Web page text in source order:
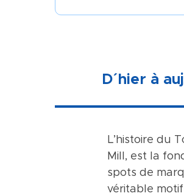
D´hier à
L’histoire du
Mill, est la
spots de
véritable
Le Toyger
arrondie au
ossature
de
Le Toyger
autres
la maison. Il
lui a lancée. Il